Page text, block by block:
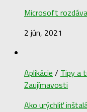
Microsoft
2 jún, 2021
Aplikácie / Tipy a
Zaujímavosti
Ako urýchliť